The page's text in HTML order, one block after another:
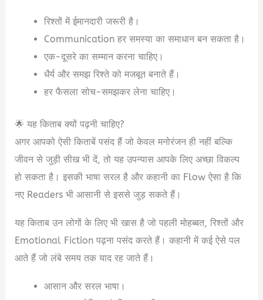
रिश्तों में ईमानदारी जरूरी है।
Communication हर समस्या का समाधान बन सकता है।
एक-दूसरे का सम्मान करना चाहिए।
धैर्य और समझ रिश्ते को मजबूत बनाते हैं।
हर फैसला सोच-समझकर लेना चाहिए।
🌟 यह किताब क्यों पढ़नी चाहिए?
अगर आपको ऐसी किताबें पसंद हैं जो केवल मनोरंजन ही नहीं बल्कि
जीवन से जुड़ी सीख भी दें, तो यह उपन्यास आपके लिए अच्छा विकल्प
हो सकता है। इसकी भाषा सरल है और कहानी का Flow ऐसा है कि
नए Readers भी आसानी से इससे जुड़ सकते हैं।
यह किताब उन लोगों के लिए भी खास है जो पहली मोहब्बत, रिश्तों और
Emotional Fiction पढ़ना पसंद करते हैं। कहानी में कई ऐसे पल
आते हैं जो लंबे समय तक याद रह जाते हैं।
आसान और सरल भाषा।